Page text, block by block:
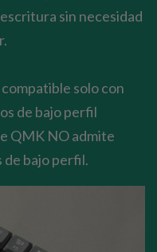
sin necesidad
solo con
de bajo perfil
QMK NO admite
bajo perfil.